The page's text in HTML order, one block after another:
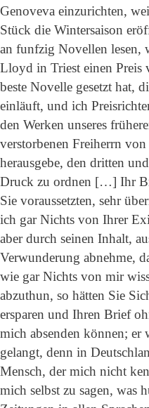
Genoveva einzurichten,
Stück die Wintersaison
an funfzig Novellen lesen,
Lloyd in Triest einen Preis
beste Novelle gesetzt hat,
einläuft, und ich
den Werken unseres
verstorbenen Freiherrn
herausgebe, den dritten
Druck zu ordnen […] Ihr
Sie voraussetzten, sehr
ich gar Nichts von Ihrer
aber durch seinen Inhalt,
Verwunderung abnehme,
wie gar Nichts von mir
abzuthun, so hätten Sie
ersparen und Ihren Brief
mich absenden können; er
gelangt, denn in
Mensch, der mich nicht
mich selbst zu sagen, was